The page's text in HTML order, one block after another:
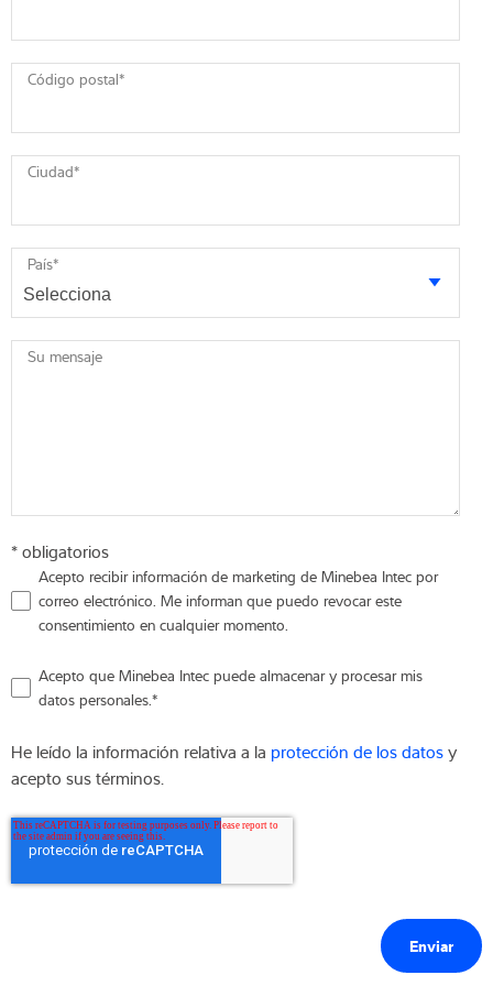
Código postal*
Ciudad*
País*
Su mensaje
* obligatorios
Acepto recibir información de marketing de Minebea Intec por
correo electrónico. Me informan que puedo revocar este
consentimiento en cualquier momento.
Acepto que Minebea Intec puede almacenar y procesar mis
datos personales.*
He leído la información relativa a la protección de los datosy
acepto sus términos.